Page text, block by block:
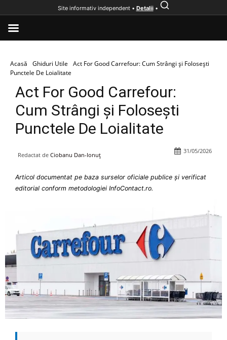
Acasă Ghiduri Utile
Act For Good Carrefour: Cum Strângi și Folosești
Punctele De Loialitate
Act For Good Carrefour:
Cum Strângi și Folosești
Punctele De Loialitate
Redactat de Ciobanu Dan-Ionuț
31/05/2026
Articol documentat pe baza surselor oficiale publice și verificat
editorial conform metodologiei InfoContact.ro.
Site informativ independent • Detalii•